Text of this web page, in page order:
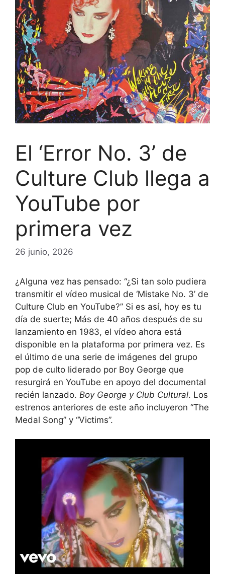
El ‘Error No. 3’ de
Culture Club llega a
YouTube por
primera vez
26 junio, 2026
¿Alguna vez has pensado: “¿Si tan solo pudiera
transmitir el vídeo musical de ‘Mistake No. 3’ de
Culture Club en YouTube?” Si es así, hoy es tu
día de suerte; Más de 40 años después de su
lanzamiento en 1983, el vídeo ahora está
disponible en la plataforma por primera vez. Es
el último de una serie de imágenes del grupo
pop de culto liderado por Boy George que
resurgirá en YouTube en apoyo del documental
recién lanzado. Boy George y Club Cultural. Los
estrenos anteriores de este año incluyeron “The
Medal Song” y “Victims”.